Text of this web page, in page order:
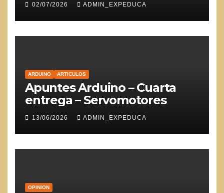
02/07/2026 ADMIN_EXPEDUCA
ARDUINO ARTICULOS
Apuntes Arduino – Cuarta
entrega – Servomotores
13/06/2026 ADMIN_EXPEDUCA
OPINION